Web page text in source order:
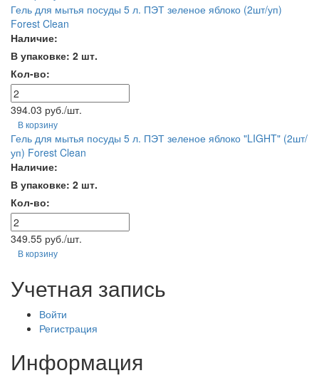
Гель для мытья посуды 5 л. ПЭТ зеленое яблоко (2шт/уп)
Forest Clean
Наличие:
В упаковке: 2 шт.
Кол-во:
394.03 руб./шт.
В корзину
Гель для мытья посуды 5 л. ПЭТ зеленое яблоко "LIGHT" (2шт/
уп) Forest Clean
Наличие:
В упаковке: 2 шт.
Кол-во:
349.55 руб./шт.
В корзину
Учетная запись
Войти
Регистрация
Информация